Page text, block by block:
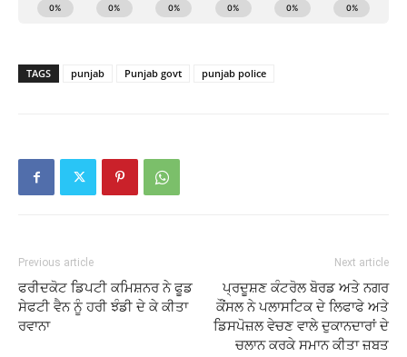
TAGS punjab Punjab govt punjab police
Previous article
ਫਰੀਦਕੋਟ ਡਿਪਟੀ ਕਮਿਸ਼ਨਰ ਨੇ ਫੂਡ
ਸੇਫਟੀ ਵੈਨ ਨੂੰ ਹਰੀ ਝੰਡੀ ਦੇ ਕੇ ਕੀਤਾ
ਰਵਾਨਾ
Next article
ਪ੍ਰਦੂਸ਼ਣ ਕੰਟਰੋਲ ਬੋਰਡ ਅਤੇ ਨਗਰ
ਕੌਂਸਲ ਨੇ ਪਲਾਸਟਿਕ ਦੇ ਲਿਫਾਫੇ ਅਤੇ
ਡਿਸਪੋਜ਼ਲ ਵੇਚਣ ਵਾਲੇ ਦੁਕਾਨਦਾਰਾਂ ਦੇ
ਚਲਾਨ ਕਰਕੇ ਸਮਾਨ ਕੀਤਾ ਜ਼ਬਤ